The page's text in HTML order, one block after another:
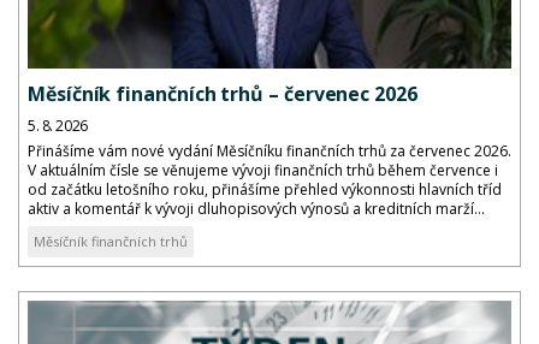
Měsíčník finančních trhů – červenec 2026
5. 8. 2026
Přinášíme vám nové vydání Měsíčníku finančních trhů za červenec 2026.
V aktuálním čísle se věnujeme vývoji finančních trhů během července i
od začátku letošního roku, přinášíme přehled výkonnosti hlavních tříd
aktiv a komentář k vývoji dluhopisových výnosů a kreditních marží...
Měsíčník finančních trhů